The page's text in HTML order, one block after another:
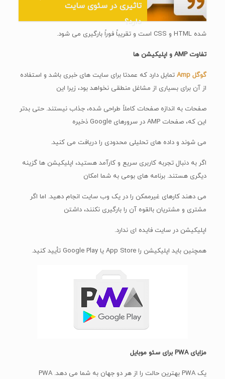
تاثیری در سئوی سایت
دارد؟
شده HTML و CSS است و تقریباً فوراً بارگیری می شود.
تفاوت AMP و اپلیکیشن ها
گوگل Ampتمایل دارد که عمدتا برای سایت های خبری باشد و استفاده
از آن برای بسیاری از مشاغل منطقی نخواهد بود، زیرا این
صفحات به اندازه صفحات کاملاً طراحی شده، جذاب نیستند. حتی بدتر
این که، صفحات AMP در سرورهای Google ذخیره
می شوند و داده های تحلیلی محدودی را دریافت می کنید.
اگر به دنبال تجربه کاربری سریع و کارآمد هستید، اپلیکیشن ها گزینه
دیگری هستند. برنامه های بومی به شما امکان
می دهند کارهای غیرممکن را در یک وب سایت انجام دهید. اما اگر
مشتری و مشتریان بالقوه آن را بارگیری نکنند، داشتن
اپلیکیشن در سایت فایده ای ندارد.
همچنین باید اپلیکیشن را App Store یا Google Play تأیید کنید.
مزایای PWA برای سئو موبایل
یک PWA بهترین حالت را از هر دو جهان به شما می دهد. PWA